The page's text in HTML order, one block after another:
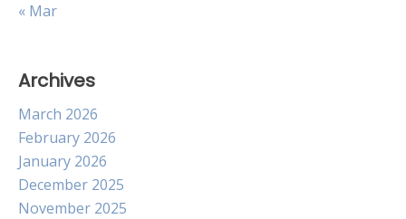
« Mar
Archives
March 2026
February 2026
January 2026
December 2025
November 2025